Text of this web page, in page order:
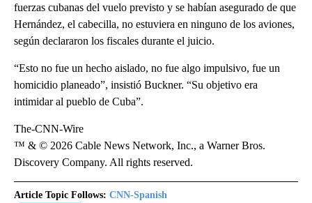
fuerzas cubanas del vuelo previsto y se habían asegurado de que
Hernández, el cabecilla, no estuviera en ninguno de los aviones,
según declararon los fiscales durante el juicio.
“Esto no fue un hecho aislado, no fue algo impulsivo, fue un
homicidio planeado”, insistió Buckner. “Su objetivo era
intimidar al pueblo de Cuba”.
The-CNN-Wire
™ & © 2026 Cable News Network, Inc., a Warner Bros.
Discovery Company. All rights reserved.
Article Topic Follows: CNN-Spanish